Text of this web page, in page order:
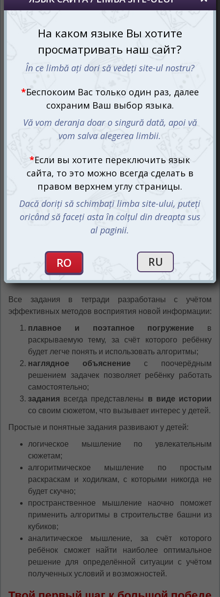
собственные.
Алгоритмы не только для
программистов!
На 44-х страницах тетради Логика и
программирование, 5-6 лет формата А4 собрано 70
детям суть алгоритмов, научат определять
обозначения направления движения (налево-направо,
вперёд-назад), разбираться в принципах
последовательностей.
Все задания в тетради разработаны с учётом
эффективных методов восприятия новой информации:
плавное и поэтапное погружение в
раскрываемую тему, за счёт которого ребёнку
будет легче понять и использовать алгоритмы;
наглядное объяснение с поочерёдным
решением задачек позволяет ребёнку работать
самостоятельно;
задания всегда представлены в виде истории
со своим сюжетом, что вызывает интерес у детей.
Простые и понятные задания развивают у детей:
логическое мышление по увлекательным
сюжетам;
алгоритмическое мышление по простым
раскраскам и ходилкам, с которыми никогда не
будет скучно;
пространственное мышление наочно поможет
применить алгоритмы в строительстве башни из
кубиков;
аналитическое мышление, за счёт которого
ребёнок сможет найти наиболее оптимальное
решение для определённой ситуации с учётом
полученных условий и возможностей.